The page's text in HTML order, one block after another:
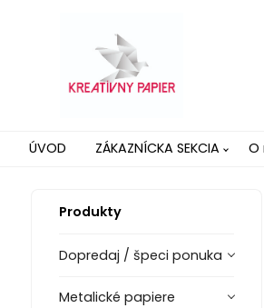
ÚVOD ZÁKAZNÍCKA SEKCIA O
Produkty
Dopredaj / špeci ponuka
Metalické papiere